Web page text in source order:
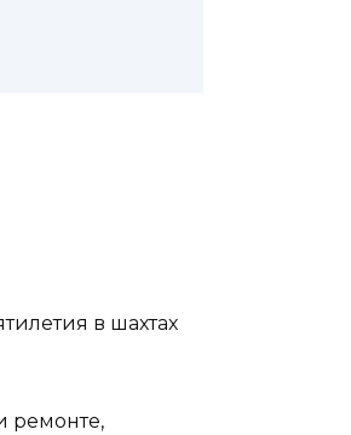
в шахтах
ремонте,